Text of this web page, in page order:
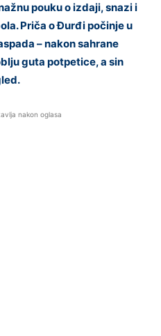
pouku o izdaji, snazi i
Priča o Đurđi počinje u
– nakon sahrane
guta potpetice, a sin
nakon oglasa